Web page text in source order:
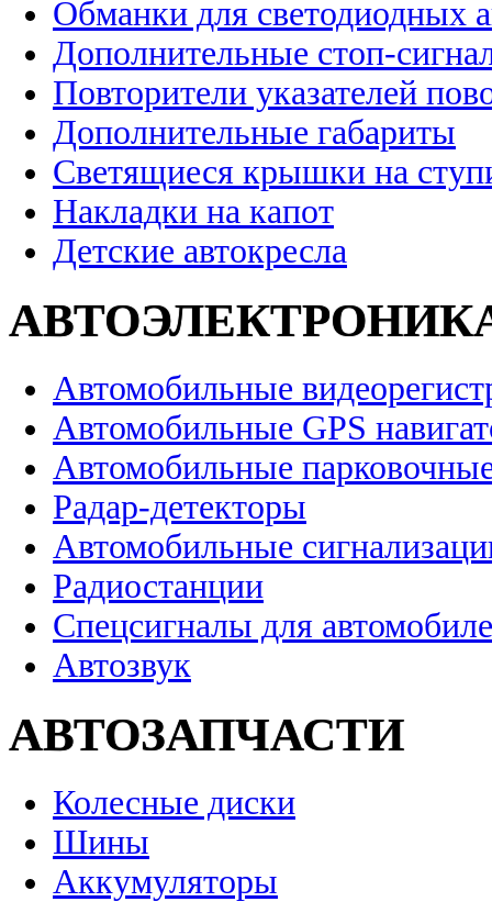
Обманки для светодиодных
Дополнительные стоп-
Повторители указателей
Дополнительные габариты
Светящиеся крышки на
Накладки на капот
Детские автокресла
Автомобильные
Автомобильные GPS
Автомобильные
Радар-детекторы
Автомобильные
Радиостанции
Спецсигналы для
Автозвук
АВТОЗАПЧАСТИ
Колесные диски
Шины
Аккумуляторы